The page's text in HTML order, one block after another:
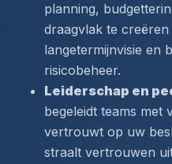
planning,
draagvlak te
langetermijnvisie en
risicobeheer.
Leiderschap en
begeleidt teams met
vertrouwt op uw
straalt vertrouwen